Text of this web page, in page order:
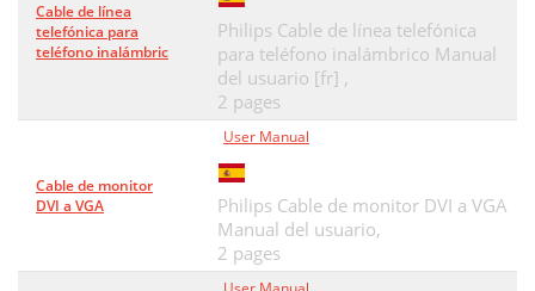
Cable de línea
telefónica para
teléfono inalámbric
Philips Cable de línea telefónica
para teléfono inalámbrico Manual
del usuario [fr] ,
2 pages
Cable de monitor
DVI a VGA
User Manual
Philips Cable de monitor DVI a VGA
Manual del usuario,
2 pages